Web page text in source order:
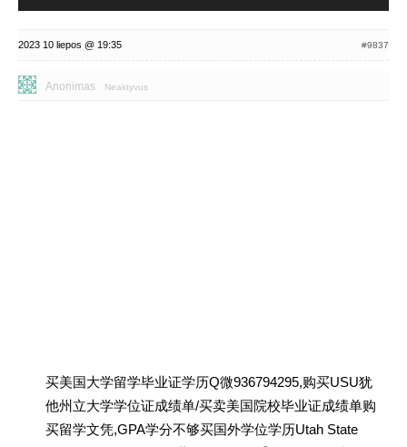
2023 10 liepos @ 19:35 #9837
Anonimas Neaktyvus
买美国大学留学毕业证学历Q微936794295,购买USU犹
他州立大学学位证成绩单/买卖美国院校毕业证成绩单购
买留学文凭,GPA学分不够买国外学位学历Utah State